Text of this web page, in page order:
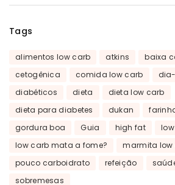
Tags
alimentos low carb atkins baixa
cetogênica
comida low carb
diabéticos
dieta
dieta low carb
dieta para diabetes
dukan
gordura boa
Guia high fat
low carb mata a fome?
marmita low
pouco carboidrato
refeição
sobremesas